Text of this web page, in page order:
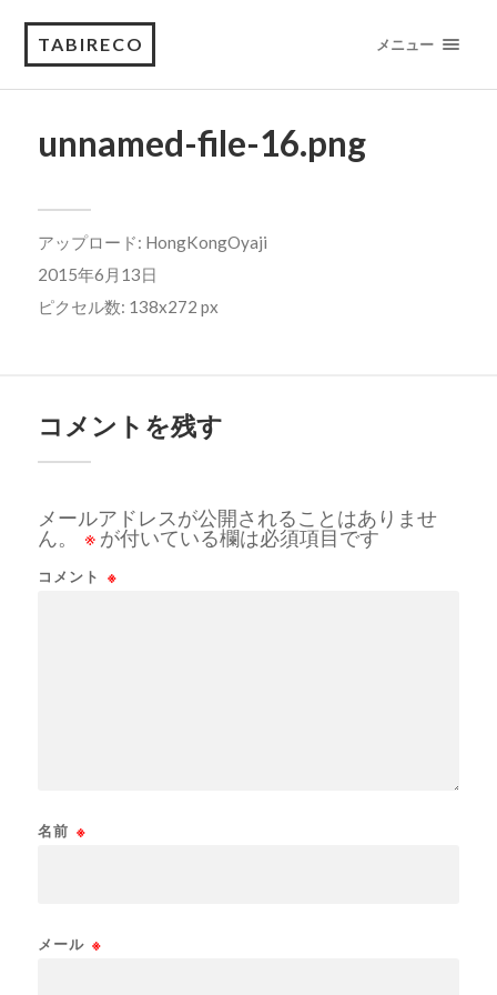
TABIRECO メニュー
unnamed-file-16.png
アップロード: HongKongOyaji
2015年6月13日
ピクセル数: 138x272 px
コメントを残す
メールアドレスが公開されることはありませ
ん。
※ が付いている欄は必須項目です
コメント ※
名前 ※
メール ※